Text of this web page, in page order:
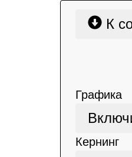
К
Графика
Кернинг